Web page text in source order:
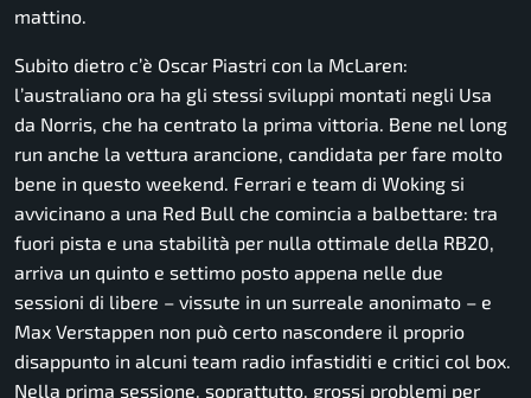
mattino.
Subito dietro c’è Oscar Piastri con la McLaren:
l’australiano ora ha gli stessi sviluppi montati negli Usa
da Norris, che ha centrato la prima vittoria. Bene nel long
run anche la vettura arancione, candidata per fare molto
bene in questo weekend. Ferrari e team di Woking si
avvicinano a una Red Bull che comincia a balbettare: tra
fuori pista e una stabilità per nulla ottimale della RB20,
arriva un quinto e settimo posto appena nelle due
sessioni di libere – vissute in un surreale anonimato – e
Max Verstappen non può certo nascondere il proprio
disappunto in alcuni team radio infastiditi e critici col box.
Nella prima sessione, soprattutto, grossi problemi per